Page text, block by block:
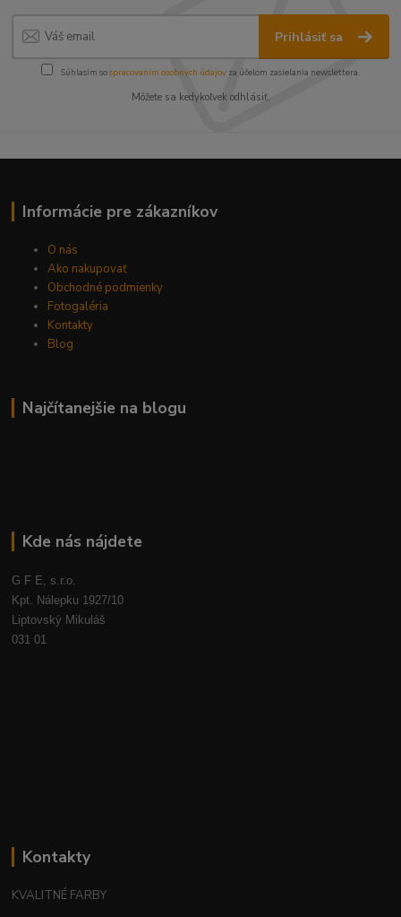
Prihlásiť sa
Súhlasím sospracovaním osobných údajov za účelom zasielania newslettera.
Môžete sa kedykoľvek odhlásiť.
Informácie pre zákazníkov
O nás
Ako nakupovať
Obchodné podmienky
Fotogaléria
Kontakty
Blog
Najčítanejšie na blogu
Kde nás nájdete
G F E, s.r.o.
Kpt. Nálepku 1927/10
Liptovský Mikuláš
031 01
Kontakty
KVALITNÉ FARBY